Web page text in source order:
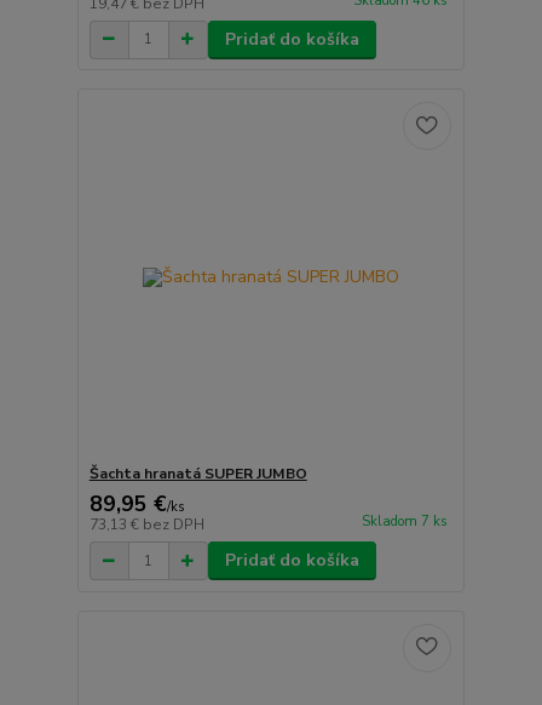
Pridať do košíka
Šachta hranatá SUPER JUMBO
89,95 €/ks
73,13 € bez DPH Skladom 7 ks
Pridať do košíka